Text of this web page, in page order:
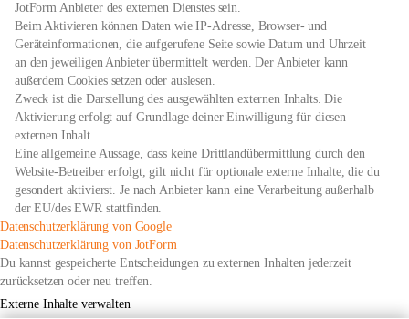
JotForm Anbieter des externen Dienstes sein.
Beim Aktivieren können Daten wie IP-Adresse, Browser- und
Geräteinformationen, die aufgerufene Seite sowie Datum und Uhrzeit
an den jeweiligen Anbieter übermittelt werden. Der Anbieter kann
außerdem Cookies setzen oder auslesen.
Zweck ist die Darstellung des ausgewählten externen Inhalts. Die
Aktivierung erfolgt auf Grundlage deiner Einwilligung für diesen
externen Inhalt.
Eine allgemeine Aussage, dass keine Drittlandübermittlung durch den
Website-Betreiber erfolgt, gilt nicht für optionale externe Inhalte, die du
gesondert aktivierst. Je nach Anbieter kann eine Verarbeitung außerhalb
der EU/des EWR stattfinden.
Datenschutzerklärung von Googleöffnet
in
neuem
Datenschutzerklärung von JotFormöffnet
in
Du kannst gespeicherte Entscheidungen zu externen Inhalten jederzeit
zurücksetzen oder neu treffen.
Externe Inhalte verwalten